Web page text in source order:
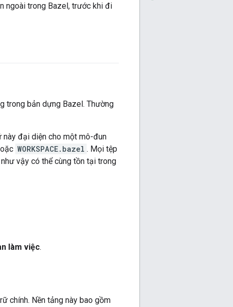
ngoài trong Bazel, trước khi đi
trong bản dựng Bazel. Thường
này đại diện cho một mô-đun
WORKSPACE.bazel . Mọi tệp
vậy có thể cùng tồn tại trong
làm việc.
chính. Nền tảng này bao gồm